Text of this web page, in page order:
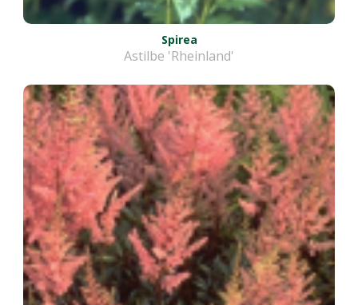
Spirea
Astilbe 'Rheinland'